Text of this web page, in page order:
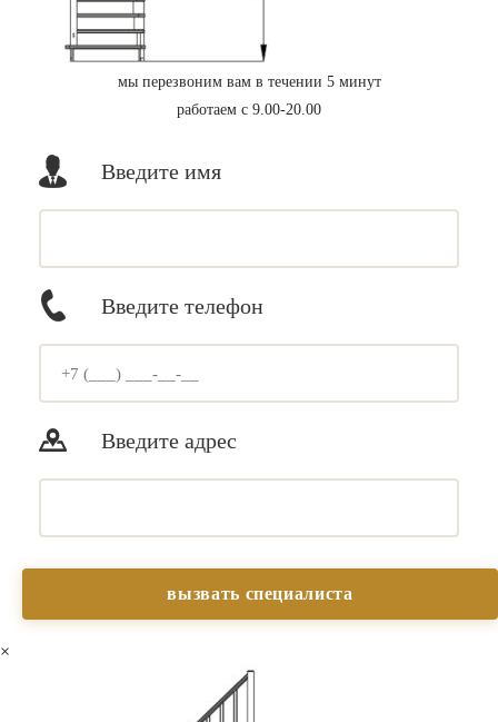
мы перезвоним вам в течении 5 минут
работаем с 9.00-20.00
Введите имя
Введите телефон
Введите адрес
×